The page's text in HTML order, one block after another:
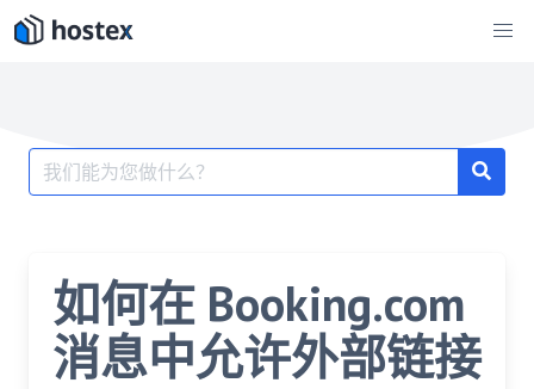
至
搜
索：
如何在 Booking.com
消息中允许外部链接